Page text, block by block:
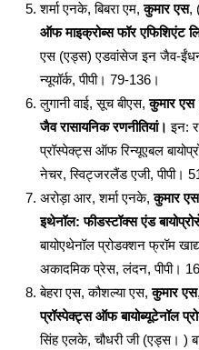
शर्मा एनके, बिबरा एम,कुमार एस,
ऑफ माइक्रोब्स फॉर एफिशिएंट
एस (एड्स) एडवांसेज इन जैव-ईंधन
न्यूयॉर्क, पीपी। 79-136।
लुगानी वाई, सूच बीएस,कुमार एस
जैव रासायनिक रणनीतियां। इन:
प्रॉस्पेक्ट्स ऑफ रिन्यूएबल
नेचर, स्विट्जरलैंड एजी, पीपी।
अरोड़ा आर, शर्मा एनके,कुमार एस
इथेनॉल: फीडस्टॉक्स एंड
बायोएथेनॉल प्रोडक्शन फ्रॉम
अकादमिक प्रेस, लंदन, पीपी।
बेहरा एस, कौशल्या एस,कुमार एस
प्रॉस्पेक्ट्स ऑफ बायोब्यूटेनॉल
सिंह एलके, चौधरी जी (एड्स। )